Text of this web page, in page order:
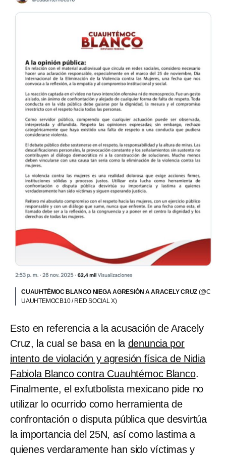
CUAUHTÉMOC BLANCO NIEGA AGRESIÓN A ARACELY CRUZ (@C
UAUHTEMOCB10 / RED SOCIAL X)
Esto en referencia a la acusación de Aracely
Cruz, la cual se basa en la denuncia por
intento de violación y agresión física de Nidia
Fabiola Blanco contra Cuauhtémoc Blanco.
Finalmente, el exfutbolista mexicano pide no
utilizar lo ocurrido como herramienta de
confrontación o disputa pública que desvirtúa
la importancia del 25N, así como lastima a
quienes verdaramente han sido víctimas y